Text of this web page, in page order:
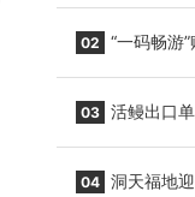
02 “一码畅游
03 活鳗出口
04 洞天福地